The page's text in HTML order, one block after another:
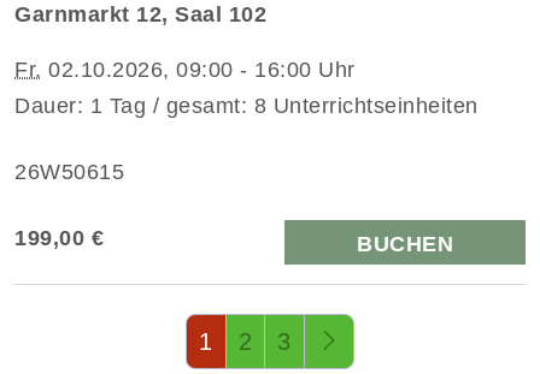
Garnmarkt 12, Saal 102
Fr. 02.10.2026, 09:00 - 16:00 Uhr
Dauer: 1 Tag / gesamt: 8 Unterrichtseinheiten
26W50615
199,00 € BUCHEN
1 2 3